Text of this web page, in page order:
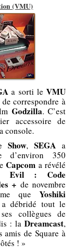
(VMU)
a sorti le VMU
correspondre à
Godzilla. C’est
accessoire de
console.
Show, SEGAa
d’environ 350
Capcom a révélé
Evil : Code
+ de novembre
que Yoshiki
débridé tout le
collègues de
: la Dreamcast,
amis de Square à
! »